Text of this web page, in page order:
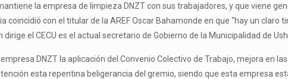
la empresa de limpieza DNZT con sus trabajadores, y que viene
con el titular de la AREF Oscar Bahamonde en que “hay un claro
el CECU es el actual secretario de Gobierno de la Municipalidad de
DNZT la aplicación del Convenio Colectivo de Trabajo, mejora en
esta repentina beligerancia del gremio, siendo que esta empresa